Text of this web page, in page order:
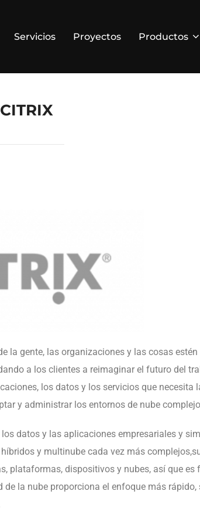
Servicios Proyectos Productos
CITRIX
la gente, las organizaciones y las cosas
a los clientes a reimaginar el futuro del
los datos y los servicios que necesita
y administrar los entornos de nube
datos y las aplicaciones empresariales y
y multinube cada vez más
plataformas, dispositivos y nubes, así que es
de la nube proporciona el enfoque más rápido,